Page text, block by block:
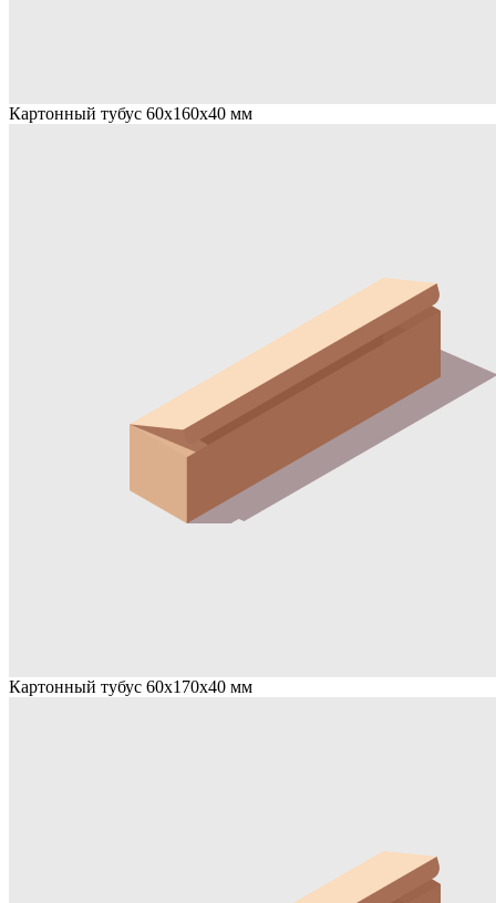
Картонный тубус 60х160х40 мм
Картонный тубус 60х170х40 мм